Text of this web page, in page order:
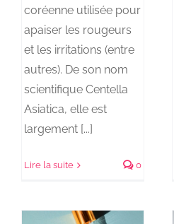
coréenne utilisée pour
apaiser les rougeurs
et les irritations (entre
autres). De son nom
scientifique Centella
Asiatica, elle est
largement [...]
Lire la suite 0